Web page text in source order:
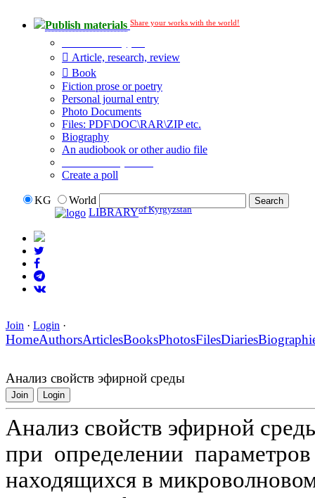
Publish materials Share your works with the world!
Article, research, review
Book
Fiction prose or poetry
Personal journal entry
Photo Documents
Files: PDF\DOC\RAR\ZIP etc.
Biography
An audiobook or other audio file
Create a poll
KG
World
LIBRARYof Kyrgyzstan
Join · Login ·
HomeAuthorsArticlesBooksPhotosFilesDiaries
Анализ свойств эфирной среды
Join Login
Анализ свойств эфирной
при определении
находящихся в